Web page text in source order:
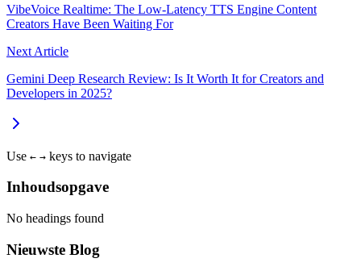
VibeVoice Realtime: The Low-Latency TTS Engine Content
Creators Have Been Waiting For
Next Article
Gemini Deep Research Review: Is It Worth It for Creators and
Developers in 2025?
Use ← → keys to navigate
Inhoudsopgave
No headings found
Nieuwste Blog